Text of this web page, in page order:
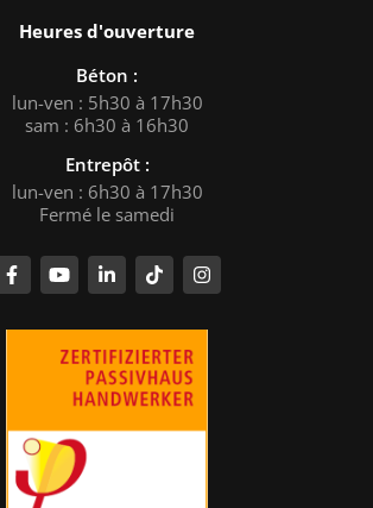
Heures d'ouverture
Béton :
lun-ven : 5h30 à 17h30
sam : 6h30 à 16h30
Entrepôt :
lun-ven : 6h30 à 17h30
Fermé le samedi